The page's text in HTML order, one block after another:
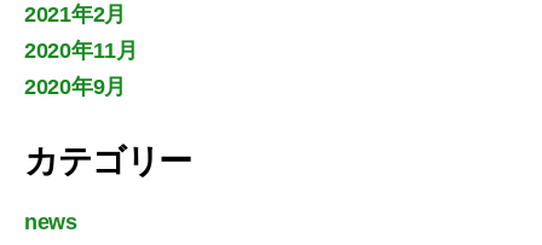
2021年2月
2020年11月
2020年9月
カテゴリー
news